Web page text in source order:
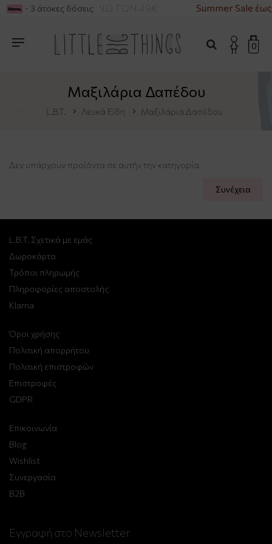
ΓΙΑ ΑΓΟΡΕΣ ΑΝΩ ΤΩΝ 49€ Summer Sale
- 3 άτοκες δόσεις
0
Μαξιλάρια Δαπέδου
L.B.T. Λευκά Είδη Μαξιλάρια Δαπέδου
Δεν υπάρχουν προϊόντα σε αυτήν την κατηγορία.
Συνέχεια
L.B.T. Σχετικά με εμάς
Δωροκάρτα
Τρόποι πληρωμής
Πληροφορίες αποστολής
Klarna
Όροι χρήσης
Πολιτική απορρήτου
Πολιτική επιστροφών
Επιστροφές
GDPR
Επικοινωνία
Blog
Wishlist
Συνεργασία
B2B
Εγγραφή στο Newsletter